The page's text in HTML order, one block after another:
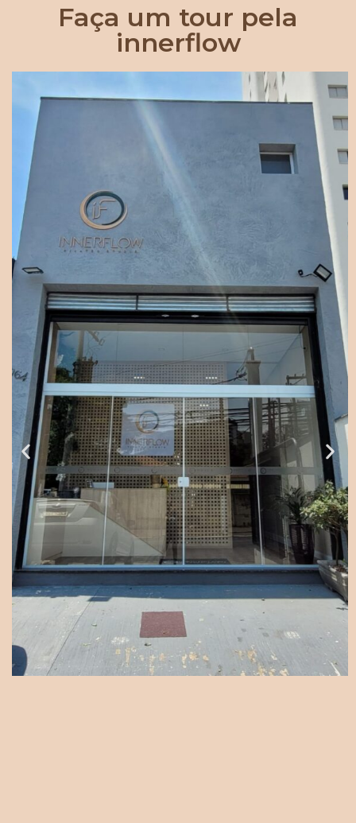
Faça um tour pela
innerflow